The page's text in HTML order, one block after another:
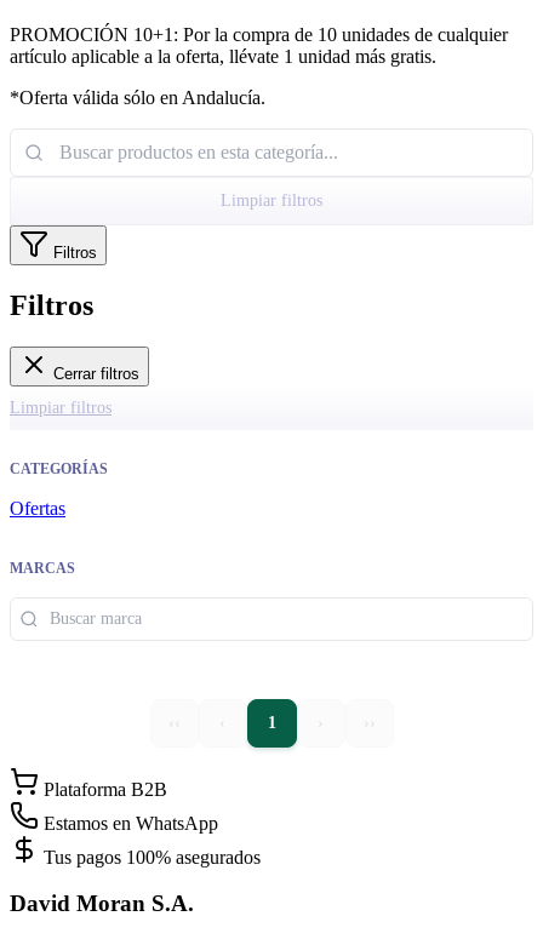
PROMOCIÓN 10+1: Por la compra de 10 unidades de cualquier
artículo aplicable a la oferta, llévate 1 unidad más gratis.
*Oferta válida sólo en Andalucía.
Limpiar filtros
Filtros
Filtros
Cerrar filtros
Limpiar filtros
CATEGORÍAS
Ofertas
MARCAS
‹‹ ‹ 1 › ››
Plataforma B2B
Estamos en WhatsApp
Tus pagos 100% asegurados
David Moran S.A.